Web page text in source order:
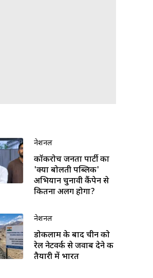
नेशनल
कॉकरोच जनता पार्टी का
'क्या बोलती पब्लिक'
अभियान चुनावी कैंपेन से
कितना अलग होगा?
नेशनल
डोकलाम के बाद चीन को
रेल नेटवर्क से जवाब देने की
तैयारी में भारत